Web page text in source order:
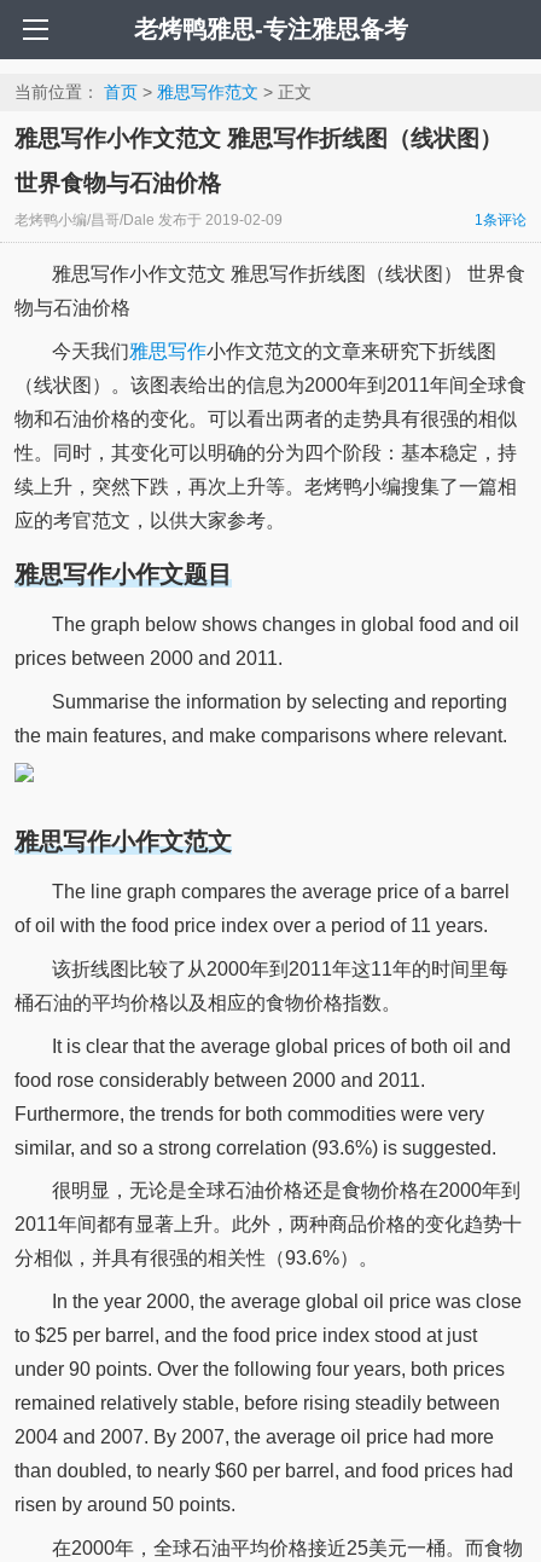
老烤鸭雅思-专注雅思备考
当前位置： 首页> 雅思写作范文 > 正文
雅思写作小作文范文 雅思写作折线图（线状图）
世界食物与石油价格
老烤鸭小编/昌哥/Dale 发布于 2019-02-09 1条评论
雅思写作小作文范文 雅思写作折线图（线状图） 世界食
物与石油价格
今天我们雅思写作小作文范文的文章来研究下折线图
（线状图）。该图表给出的信息为2000年到2011年间全球食
物和石油价格的变化。可以看出两者的走势具有很强的相似
性。同时，其变化可以明确的分为四个阶段：基本稳定，持
续上升，突然下跌，再次上升等。老烤鸭小编搜集了一篇相
应的考官范文，以供大家参考。
雅思写作小作文题目
The graph below shows changes in global food and oil
prices between 2000 and 2011.
Summarise the information by selecting and reporting
the main features, and make comparisons where relevant.
雅思写作小作文范文
The line graph compares the average price of a barrel
of oil with the food price index over a period of 11 years.
该折线图比较了从2000年到2011年这11年的时间里每
桶石油的平均价格以及相应的食物价格指数。
It is clear that the average global prices of both oil and
food rose considerably between 2000 and 2011.
Furthermore, the trends for both commodities were very
similar, and so a strong correlation (93.6%) is suggested.
很明显，无论是全球石油价格还是食物价格在2000年到
2011年间都有显著上升。此外，两种商品价格的变化趋势十
分相似，并具有很强的相关性（93.6%）。
In the year 2000, the average global oil price was close
to $25 per barrel, and the food price index stood at just
under 90 points. Over the following four years, both prices
remained relatively stable, before rising steadily between
2004 and 2007. By 2007, the average oil price had more
than doubled, to nearly $60 per barrel, and food prices had
risen by around 50 points.
在2000年，全球石油平均价格接近25美元一桶。而食物